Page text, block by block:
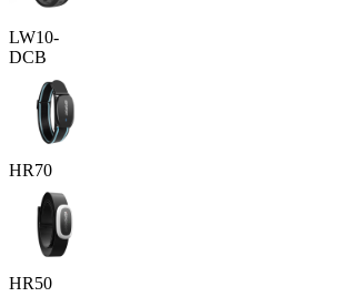
LW10-
DCB
HR70
HR50